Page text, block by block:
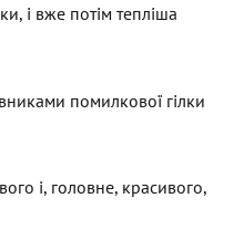
і вже потім тепліша
помилкової гілки
і, головне, красивого,